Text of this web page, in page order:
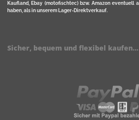
Kaufland, Ebay (motofischtec) bzw. Amazon eventuell
haben, als in unserem Lager-Direktverkauf.
Sicher, bequem und flexibel kaufen...